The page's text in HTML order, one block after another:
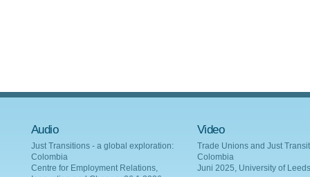
Audio
Just Transitions - a global exploration:
Colombia
Centre for Employment Relations,
Video
Trade Unions and Just
Colombia
Juni 2025, University of Leeds